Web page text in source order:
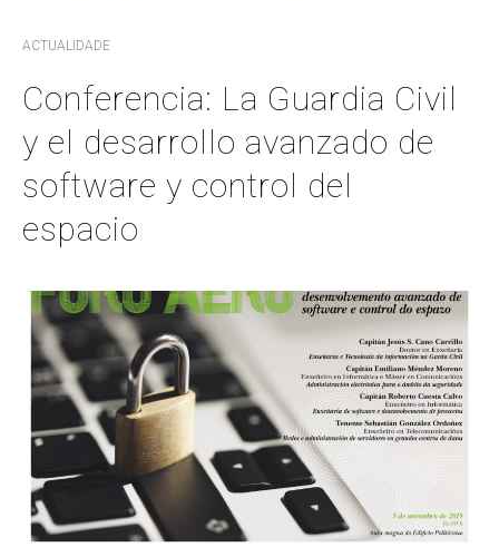
ACTUALIDADE
Conferencia: La Guardia Civil
y el desarrollo avanzado de
software y control del
espacio